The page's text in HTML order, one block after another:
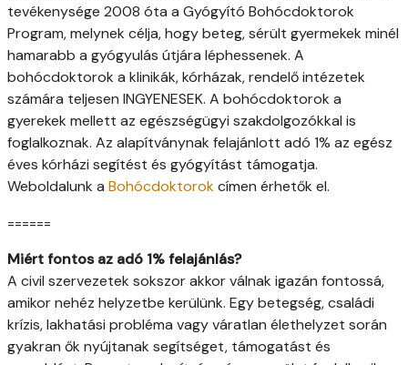
tevékenysége 2008 óta a Gyógyító Bohócdoktorok
Program, melynek célja, hogy beteg, sérült gyermekek minél
hamarabb a gyógyulás útjára léphessenek. A
bohócdoktorok a klinikák, kórházak, rendelő intézetek
számára teljesen INGYENESEK. A bohócdoktorok a
gyerekek mellett az egészségügyi szakdolgozókkal is
foglalkoznak. Az alapítványnak felajánlott adó 1% az egész
éves kórházi segítést és gyógyítást támogatja.
Weboldalunk a Bohócdoktorokcímen érhetők el.
======
Miért fontos az adó 1% felajánlás?
A civil szervezetek sokszor akkor válnak igazán fontossá,
amikor nehéz helyzetbe kerülünk. Egy betegség, családi
krízis, lakhatási probléma vagy váratlan élethelyzet során
gyakran ők nyújtanak segítséget, támogatást és